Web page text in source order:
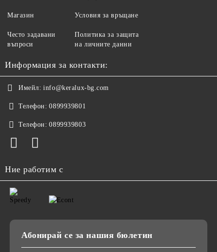
Магазин
Често задавани
въпроси
Условия за връщане
Политика за защита
на личните данни
Информация за контакти:
Имейл: info@keralux-bg.com
Телефон: 0899939801
Телефон: 0899939803
Ние работим с
Абонирай се за нашия бюлетин